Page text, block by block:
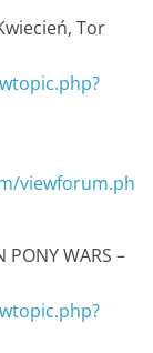
Tor
viewforum.ph
WARS –